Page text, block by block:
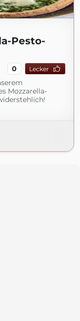
Pesto-
0 Lecker
Mozzarella-